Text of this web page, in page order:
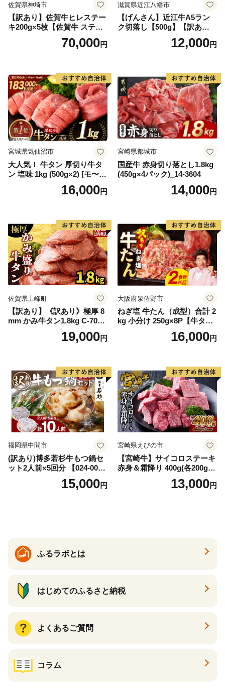
佐賀県神埼市
【訳あり】佐賀牛ヒレステー
キ200g×5枚【佐賀牛 ステー
キ ブランド肉 ヒレ肉 フィレ
肉 ジューシー ヘルシー】(H0
70,000円
滋賀県近江八幡市
【げんさん】近江牛A5ラン
ク切落し【500g】【訳あり】
12,000円
宮城県気仙沼市
大人気！ 牛タン 厚切り牛タ
ン 塩味 1kg (500g×2) [モ〜ラ
ンド 宮城県 気仙沼市 205646
60] 肉 牛肉 精肉 牛たん 牛タ
厚切り タン
16,000円
宮崎県都城市
国産牛 赤身切り落とし1.8kg
(450g×4パック)_14-3604
14,000円
佐賀県上峰町
【訳あり】《訳あり》極厚 8
mm かみ牛タン1.8kg C-709-
19,000円
大阪府泉佐野市
ねぎ塩 牛たん（成型）合計 2
kg 小分け 250g×8P【牛タン
牛肉 焼肉用 薄切り 訳あり サ
16,000円
福岡県中間市
(訳あり)博多若杉牛もつ鍋セ
ット2人前×5回分 【024-002
15,000円
宮崎県えびの市
【宮崎牛】サイコロステーキ
赤身＆霜降り 400g(各200g×
１P 計2P) 真空パック 冷凍
13,000円
ふるラボとは
はじめてのふるさと納税
よくあるご質問
コラム